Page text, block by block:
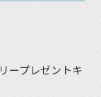
ープレゼントキ